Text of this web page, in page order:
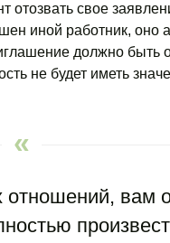
отозвать свое
иной работник, оно
должно
не будет иметь
отношений, вам